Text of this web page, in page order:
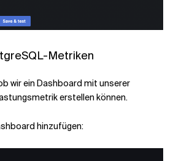
Metriken
wir ein Dashboard mit unserer
erstellen können.
hinzufügen: